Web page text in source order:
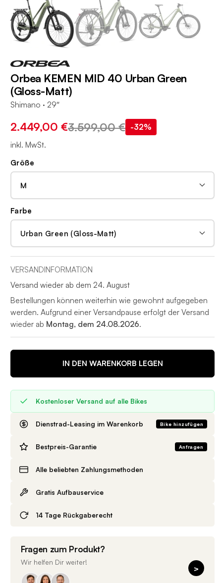
Orbea KEMEN MID 40 Urban Green
(Gloss-Matt)
Shimano · 29″
2.449,00 €3.599,00 € -32%
inkl. MwSt.
Größe
Farbe
VERSANDINFORMATION
Versand wieder ab dem 24. August
Bestellungen können weiterhin wie gewohnt aufgegeben
werden. Aufgrund einer Versandpause erfolgt der Versand
wieder ab Montag, dem 24.08.2026.
IN DEN WARENKORB LEGEN
Kostenloser Versand auf alle Bikes
Dienstrad-Leasing im Warenkorb Bike hinzufügen
Bestpreis-Garantie Anfragen
Alle beliebten Zahlungsmethoden
Gratis Aufbauservice
14 Tage Rückgaberecht
Fragen zum Produkt?
Wir helfen Dir weiter!
>